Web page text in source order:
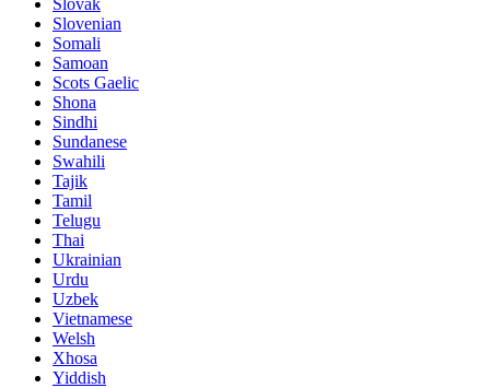
Slovak
Slovenian
Somali
Samoan
Scots Gaelic
Shona
Sindhi
Sundanese
Swahili
Tajik
Tamil
Telugu
Thai
Ukrainian
Urdu
Uzbek
Vietnamese
Welsh
Xhosa
Yiddish